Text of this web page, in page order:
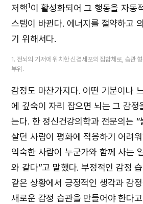
저핵1이 활성화되어 그 행동을 자동
스템이 바뀐다. 에너지를 절약하고
기 위해서다.
1. 전뇌의 기저에 위치한 신경세포의 집합체로, 습관
부위.
감정도 마찬가지다. 어떤 기분이나
에 깊숙이 자리 잡으면 뇌는 그 감정
는다. 한 정신건강의학과 전문의는
살던 사람이 평화에 적응하기 어려
익숙한 사람이 누군가와 함께 사는
와 같다”고 말했다. 부정적인 감정
같은 상황에서 긍정적인 생각과 감
새로운 감정 습관을 만들어야 한다